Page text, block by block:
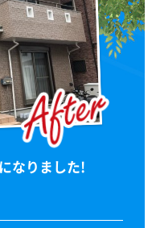
なりました!